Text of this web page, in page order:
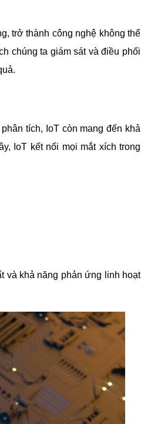
trở thành công nghệ không thể
chúng ta giám sát và điều phối
tích, IoT còn mang đến khả
IoT kết nối mọi mắt xích trong
và khả năng phản ứng linh hoạt